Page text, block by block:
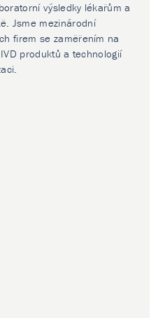
výsledky lékařům a
Jsme mezinárodní
firem se zaměřením na
produktů a technologií